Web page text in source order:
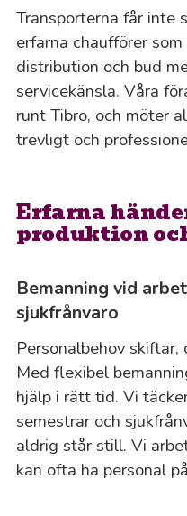
Transporterna får inte
erfarna chaufförer
distribution och bud
servicekänsla. Våra
runt Tibro, och möter
trevligt och
Erfarna
produktion
Bemanning vid
sjukfrånvaro
Personalbehov
Med flexibel
hjälp i rätt tid. Vi
semestrar och
aldrig står still. Vi
kan ofta ha personal